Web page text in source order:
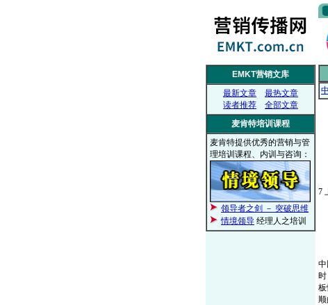
EMKT营销文库
最新文章
最热文章
读者推荐
全部文章
麦肯特培训课程
麦肯特提供优秀的营销与管
理培训课程、内训与咨询：
领导者之剑 － 突破思维
情境领导 经理人之培训
7
顺